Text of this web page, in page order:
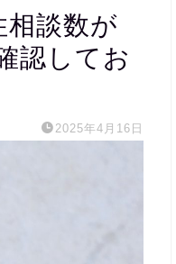
相談数が
認してお
2025年4月16日